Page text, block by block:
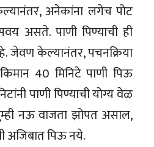
अनेकांना लगेच पोट
असते. पाणी पिण्याची ही
जेवण केल्यानंतर, पचनक्रिया
40 मिनिटे पाणी पिऊ
पाणी पिण्याची योग्य वेळ
नऊ वाजता झोपत असाल,
अजिबात पिऊ नये.